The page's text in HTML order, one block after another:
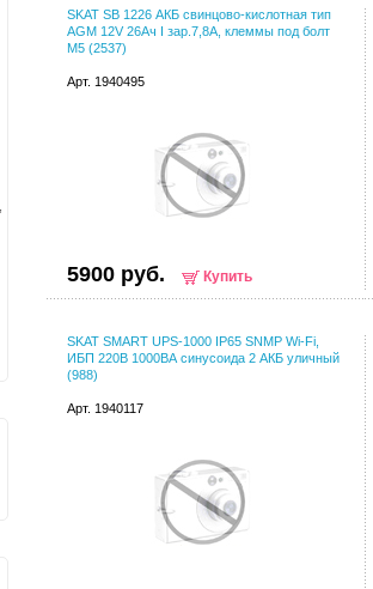
SKAT SB 1226 АКБ свинцово-кислотная тип
AGM 12V 26Ач I зар.7,8А, клеммы под болт
М5 (2537)
Арт. 1940495
5900 руб. Купить
SKAT SMART UPS-1000 IP65 SNMP Wi-Fi,
ИБП 220В 1000ВА синусоида 2 АКБ уличный
(988)
Арт. 1940117